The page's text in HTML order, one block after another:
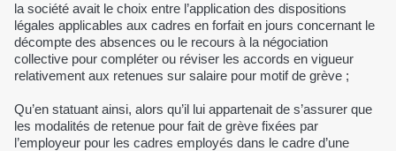
la société avait le choix entre l’application des dispositions
légales applicables aux cadres en forfait en jours concernant le
décompte des absences ou le recours à la négociation
collective pour compléter ou réviser les accords en vigueur
relativement aux retenues sur salaire pour motif de grève ;
Qu’en statuant ainsi, alors qu’il lui appartenait de s’assurer que
les modalités de retenue pour fait de grève fixées par
l’employeur pour les cadres employés dans le cadre d’une